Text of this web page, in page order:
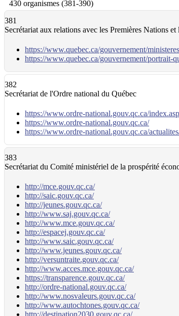
430 organismes (381-390)
381
Secrétariat aux relations avec les Premières Nations et
https://www.quebec.ca/gouvernement/
https://www.quebec.ca/gouvernement/portrait-
382
Secrétariat de l'Ordre national du Québec
https://www.ordre-national.gouv.qc.ca/index.asp
https://www.ordre-national.gouv.qc.ca/
https://www.ordre-national.gouv.qc.ca/
383
Secrétariat du Comité ministériel de la prospérité
http://mce.gouv.qc.ca/
http://saic.gouv.qc.ca/
http://jeunes.gouv.qc.ca/
http://www.saj.gouv.qc.ca/
http://www.mce.gouv.qc.ca/
http://espacej.gouv.qc.ca/
http://www.saic.gouv.qc.ca/
http://www.jeunes.gouv.qc.ca/
http://versuntraite.gouv.qc.ca/
http://www.acces.mce.gouv.qc.ca/
https://transparence.gouv.qc.ca/
http://ordre-national.gouv.qc.ca/
http://www.nosvaleurs.gouv.qc.ca/
http://www.autochtones.gouv.qc.ca/
http://destination2030.gouv.qc.ca/